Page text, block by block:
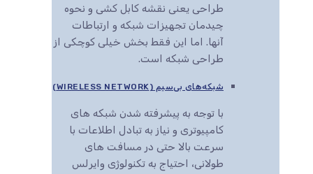
طراحی یعنی نقشه کابل کشی و نحوه
چیدمان تجهیزات شبکه و ارتباطات
آنها. اما این فقط بخش خیلی کوچکی از
طراحی شبکه است.
شبکه‌های بی‌سیم (WIRELESS NETWORK)
با توجه به پیشرفته شدن شبکه های
کامپیوتری و نیاز به تبادل اطلاعات با
سرعت بالا حتی در مسافت های
طولانی، احتیاج به تکنولوژی وایرلس